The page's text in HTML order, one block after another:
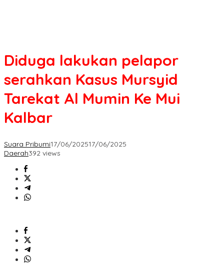
Diduga lakukan pelapor
serahkan Kasus Mursyid
Tarekat Al Mumin Ke Mui
Kalbar
Suara Pribumi17/06/202517/06/2025
Daerah392 views